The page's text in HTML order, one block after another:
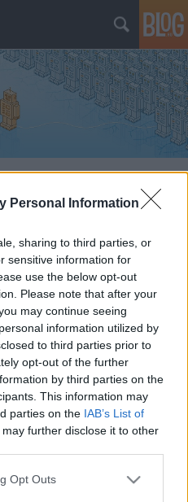
Personal Information
sharing to third parties, or
sensitive information for
use the below opt-out
Please note that after your
may continue seeing
information utilized by
to third parties prior to
opt-out of the further
by third parties on the
This information may
parties on the IAB’s List of
may further disclose it to other
uses one or more Google
Opt Outs
pontosan, hogy mit fog
valószínűleg még a
Azért a mi
az online
Vágyak és
használható